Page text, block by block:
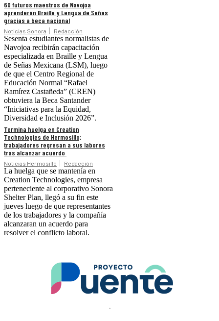
60 futuros maestros de Navojoa
aprenderán Braille y Lengua de Señas
gracias a beca nacional
Noticias Sonora Redacción
Sesenta estudiantes normalistas de
Navojoa recibirán capacitación
especializada en Braille y Lengua
de Señas Mexicana (LSM), luego
de que el Centro Regional de
Educación Normal “Rafael
Ramírez Castañeda” (CREN)
obtuviera la Beca Santander
“Iniciativas para la Equidad,
Diversidad e Inclusión 2026”.
Termina huelga en Creation
Technologies de Hermosillo;
trabajadores regresan a sus labores
tras alcanzar acuerdo
Noticias Hermosillo Redacción
La huelga que se mantenía en
Creation Technologies, empresa
perteneciente al corporativo Sonora
Shelter Plan, llegó a su fin este
jueves luego de que representantes
de los trabajadores y la compañía
alcanzaran un acuerdo para
resolver el conflicto laboral.
.